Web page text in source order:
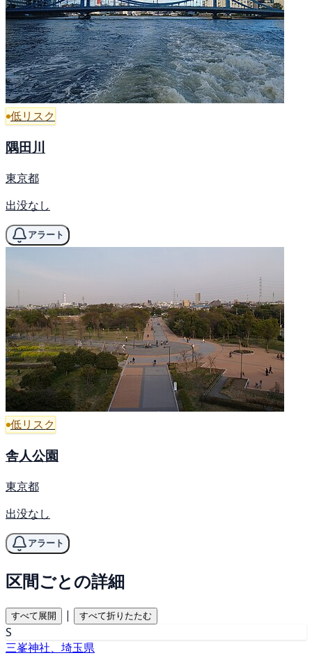
低リスク
隅田川
東京都
出没なし
アラート
低リスク
舎人公園
東京都
出没なし
アラート
区間ごとの詳細
すべて展開 | すべて折りたたむ
S
三峯神社、埼玉県